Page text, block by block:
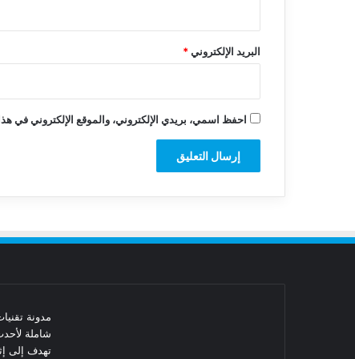
البريد الإلكتروني*
احفظ اسمي، بريدي الإلكتروني، والموقع الإلكتروني في
شاملة
تهدف إلى